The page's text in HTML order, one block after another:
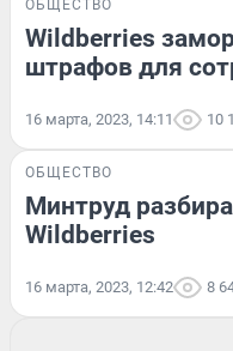
ОБЩЕСТВО
Wildberries
штрафов для
16 марта, 2023, 14:11 10
ОБЩЕСТВО
Минтруд
Wildberries
16 марта, 2023, 12:42 8